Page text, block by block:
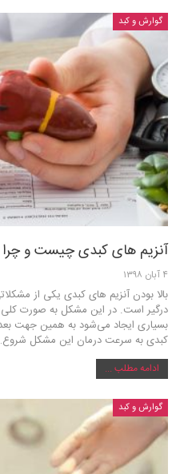
گوارش و کبد
آنزیم های کبدی چیست و چرا
۴ آبان ۱۳۹۸
بالا بودن آنزیم های کبدی یکی از
درگیر است. در این مشکل به صورت
بسیاری ایجاد می‌شود به همین جهت
کبدی به سرعت درمان این مشکل
ادامه مطلب ...
گوارش و کبد